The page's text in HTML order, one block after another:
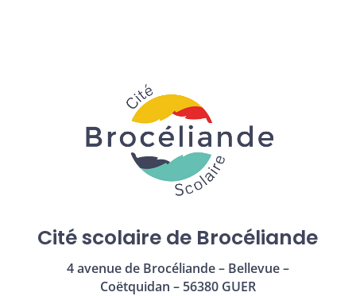
Cité scolaire de Brocéliande
4 avenue de Brocéliande – Bellevue –
Coëtquidan – 56380 GUER